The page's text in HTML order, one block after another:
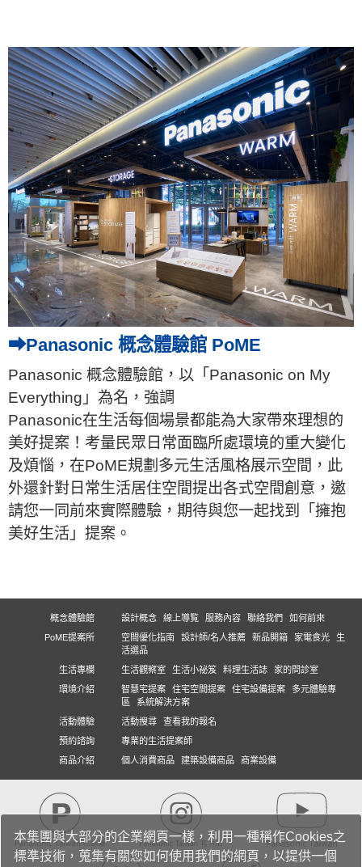
➡Panasonic 概念體驗館 PoME
Panasonic 概念體驗館，以「Panasonic on My
Everything」為名，強調
Panasonic在生活每個場景都能為大家帶來理想的
美好提案！考量民眾日常面臨所處環境的重大變化
及煩惱，在PoME規劃多元生活風格展示空間，此
外還針對日常生活居住空間提出各式空間創意，邀
請您一同前來實際體驗，期待與您一起找到「擁抱
美好生活」提案。
概念體驗館 設計概念 線上導覧 服務內容 聯絡我們
如何前來
PoME提案所
空間優化指南 設計師/名人推薦 新品開箱 家電食光
生
活選品
生活專欄
生活觀察室 生活小祕笈 料理生活誌
家的問診室
環境介紹
智慧宅提案 住宅空間提案 住宅設備提案
多元體驗專
區
系統解決方案
活動體驗
活動搜尋
查看我的報名
預約諮詢
專業的生活提案師
商品介紹
個人消費商品 建築設備商品 商業設備
本集團與大部分的企業網頁一樣，利用一種稱作Cookies之
標準技術，蒐集有關您如何使用我們的網頁，以提供一個